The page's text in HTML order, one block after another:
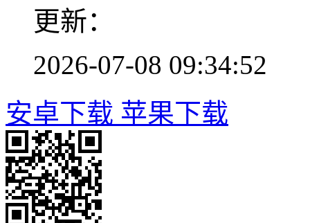
更新：
2026-07-08 09:34:52
安卓下载 苹果下载